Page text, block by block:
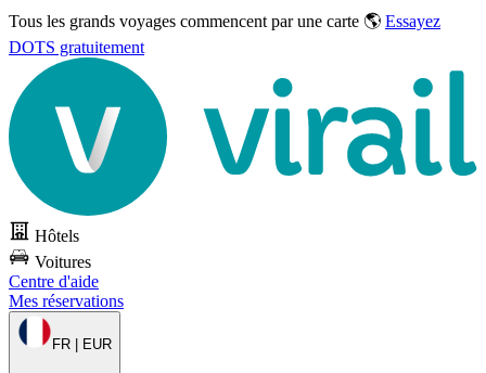
Tous les grands voyages commencent par une carte 🌎 Essayez
DOTS gratuitement
Hôtels
Voitures
Centre d'aide
Mes réservations
FR | EUR